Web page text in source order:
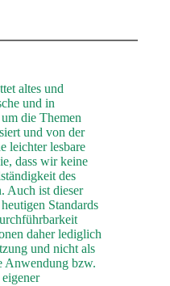
altes und
und in
die Themen
und von der
leichter lesbare
dass wir keine
des
Auch ist dieser
Standards
daher lediglich
und nicht als
Anwendung bzw.